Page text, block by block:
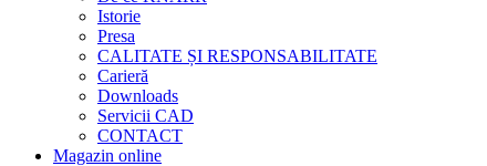
Istorie
Presa
CALITATE ȘI RESPONSABILITATE
Carieră
Downloads
Servicii CAD
CONTACT
Magazin online